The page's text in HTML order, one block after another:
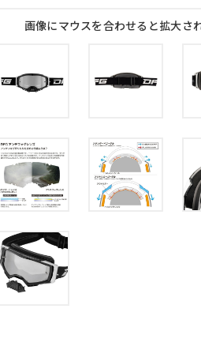
画像にマウスを合わせると拡大さ